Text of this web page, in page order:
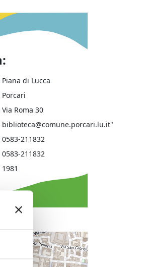
da Capanno di Ferro
Piana di Lucca
Porcari
Via Roma 30
biblioteca@comune.porcari.lu.it"
0583-211832
0583-211832
1981